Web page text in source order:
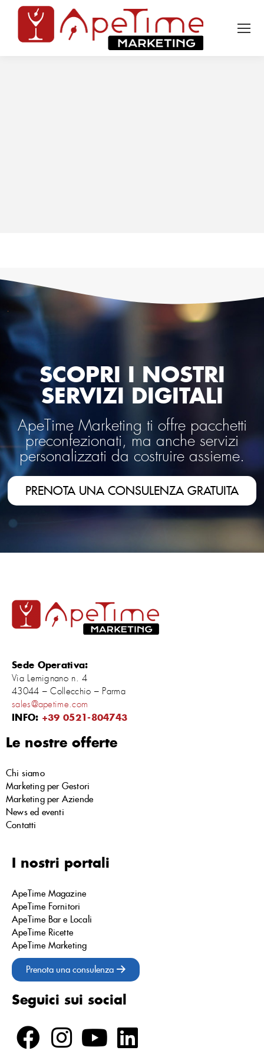
SCOPRI I NOSTRI
SERVIZI DIGITALI
ApeTime Marketing ti offre pacchetti
preconfezionati, ma anche servizi
personalizzati da costruire assieme.
PRENOTA UNA CONSULENZA GRATUITA
Sede Operativa:
Via Lemignano n. 4
43044 – Collecchio – Parma
sales@apetime.com
INFO: +39 0521-804743
Le nostre offerte
Chi siamo
Marketing per Gestori
Marketing per Aziende
News ed eventi
Contatti
I nostri portali
ApeTime Magazine
ApeTime Fornitori
ApeTime Bar e Locali
ApeTime Ricette
ApeTime Marketing
Prenota una consulenza
Seguici sui social